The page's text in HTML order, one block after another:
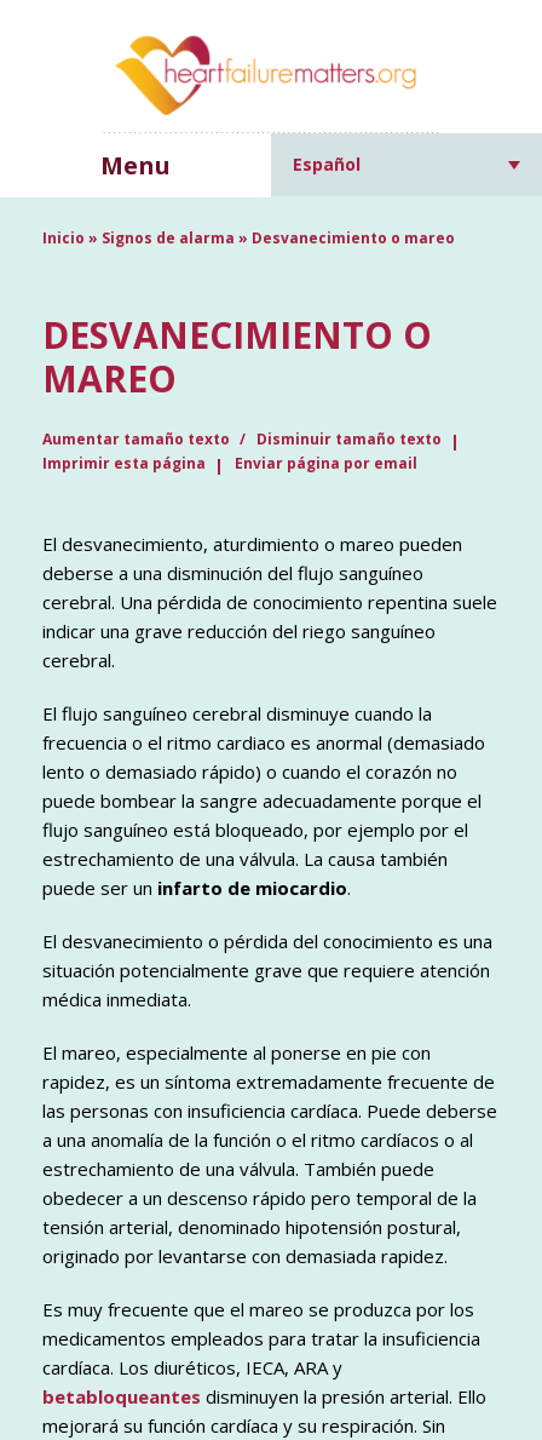
Menu Español
Inicio » Signos de alarma » Desvanecimiento o mareo
DESVANECIMIENTO O
MAREO
Aumentar tamaño texto
Disminuir tamaño texto
Imprimir esta página
Enviar página por email
El desvanecimiento, aturdimiento o mareo pueden
deberse a una disminución del flujo sanguíneo
cerebral. Una pérdida de conocimiento repentina suele
indicar una grave reducción del riego sanguíneo
cerebral.
El flujo sanguíneo cerebral disminuye cuando la
frecuencia o el ritmo cardiaco es anormal (demasiado
lento o demasiado rápido) o cuando el corazón no
puede bombear la sangre adecuadamente porque el
flujo sanguíneo está bloqueado, por ejemplo por el
estrechamiento de una válvula. La causa también
puede ser un infarto de miocardio.
El desvanecimiento o pérdida del conocimiento es una
situación potencialmente grave que requiere atención
médica inmediata.
El mareo, especialmente al ponerse en pie con
rapidez, es un síntoma extremadamente frecuente de
las personas con insuficiencia cardíaca. Puede deberse
a una anomalía de la función o el ritmo cardíacos o al
estrechamiento de una válvula. También puede
obedecer a un descenso rápido pero temporal de la
tensión arterial, denominado hipotensión postural,
originado por levantarse con demasiada rapidez.
Es muy frecuente que el mareo se produzca por los
medicamentos empleados para tratar la insuficiencia
cardíaca. Los diuréticos, IECA, ARA y
betabloqueantes disminuyen la presión arterial. Ello
mejorará su función cardíaca y su respiración. Sin